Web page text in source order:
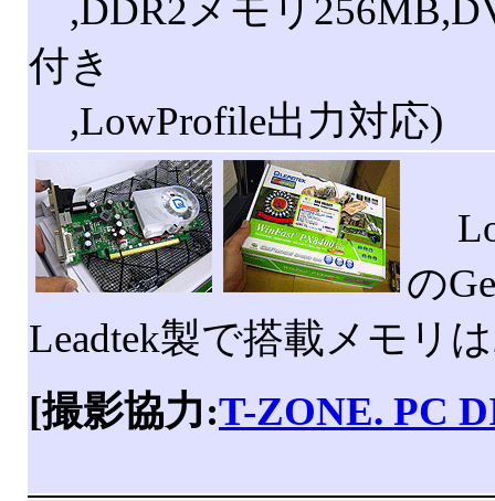
,DDR2メモリ
付き
,LowProfile出力対応)
の
Leadtek製で搭載メモリ
[撮影協力:T-ZONE. PC